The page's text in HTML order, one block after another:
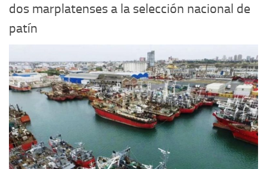
dos marplatenses a la selección nacional de
patín